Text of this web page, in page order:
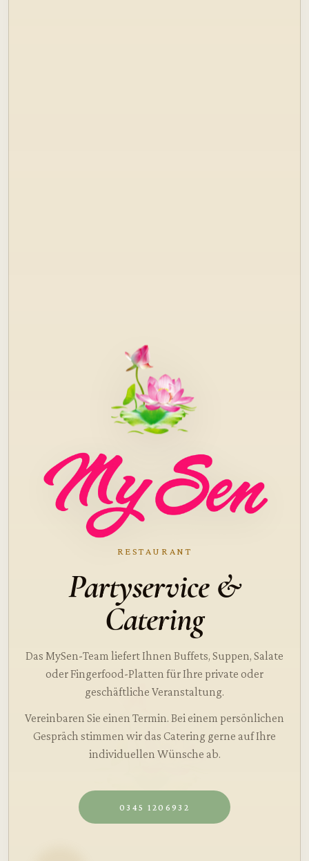
RESTAURANT
Partyservice &
Catering
Das MySen-Team liefert Ihnen Buffets, Suppen, Salate
oder Fingerfood-Platten für Ihre private oder
geschäftliche Veranstaltung.
Vereinbaren Sie einen Termin. Bei einem persönlichen
Gespräch stimmen wir das Catering gerne auf Ihre
individuellen Wünsche ab.
0345 1206932